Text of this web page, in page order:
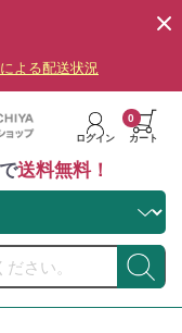
よる配送状況
ログイン カート
0
送料無料！